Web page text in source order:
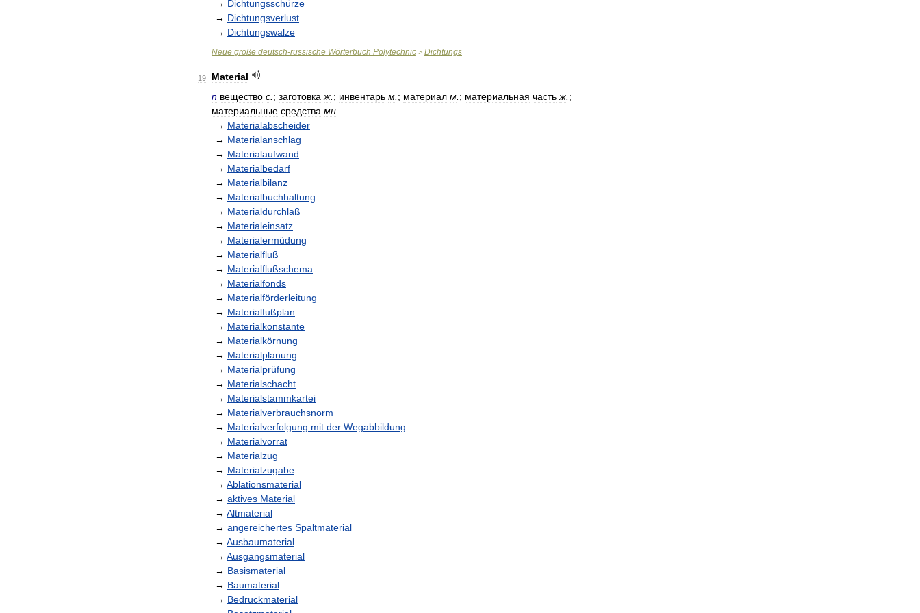
→ Dichtungsschürze
→ Dichtungsverlust
→ Dichtungswalze
Neue große deutsch-russische Wörterbuch Polytechnic > Dichtungs
19
Material
n вещество с ; заготовка ж ; инвентарь м ; материал м ; материальная часть ж ;
материальные средства мн
→ Materialabscheider
→ Materialanschlag
→ Materialaufwand
→ Materialbedarf
→ Materialbilanz
→ Materialbuchhaltung
→ Materialdurchlaß
→ Materialeinsatz
→ Materialermüdung
→ Materialfluß
→ Materialflußschema
→ Materialfonds
→ Materialförderleitung
→ Materialfußplan
→ Materialkonstante
→ Materialkörnung
→ Materialplanung
→ Materialprüfung
→ Materialschacht
→ Materialstammkartei
→ Materialverbrauchsnorm
→ Materialverfolgung mit der Wegabbildung
→ Materialvorrat
→ Materialzug
→ Materialzugabe
→ Ablationsmaterial
→ aktives Material
→ Altmaterial
→ angereichertes Spaltmaterial
→ Ausbaumaterial
→ Ausgangsmaterial
→ Basismaterial
→ Baumaterial
→ Bedruckmaterial